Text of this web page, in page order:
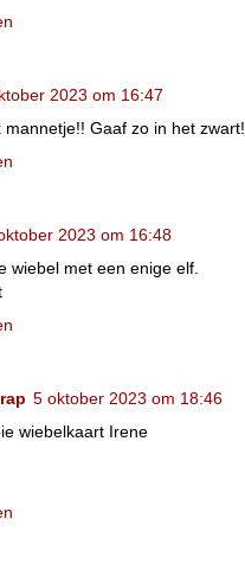
2023 om 16:47
mannetje!! Gaaf zo in het zwart!
2023 om 16:48
wiebel met een enige elf.
5 oktober 2023 om 18:46
wiebelkaart Irene